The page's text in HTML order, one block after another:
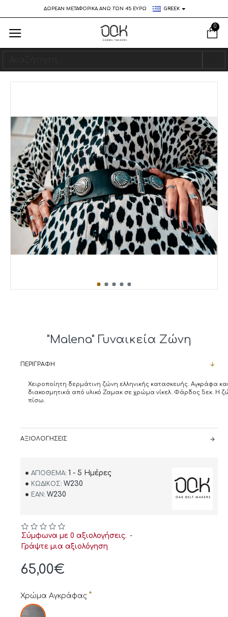
ΔΩΡΕΑΝ ΜΕΤΑΦΟΡΙΚΑ ΑΝΩ ΤΩΝ 45 ΕΥΡΩ GREEK
0
"Malena" Γυναικεία Ζώνη
ΠΕΡΙΓΡΑΦΉ
Χειροποίητη δερμάτινη ζώνη ελληνικής κατασκευής. Αγκράφα
διακοσμητικά από υλικό Ζαμακ σε χρώμα νίκελ. Φάρδος 5εκ. Η
πίσω.
ΑΞΙΟΛΟΓΉΣΕΙΣ
ΑΠΌΘΕΜΑ: 1 - 5 Ημέρες
ΚΩΔΙΚΌΣ: W230
EAN: W230
Σύμφωνα με 0 αξιολογήσεις. -
Γράψτε μια αξιολόγηση
65,00€
Χρώμα Αγκράφας